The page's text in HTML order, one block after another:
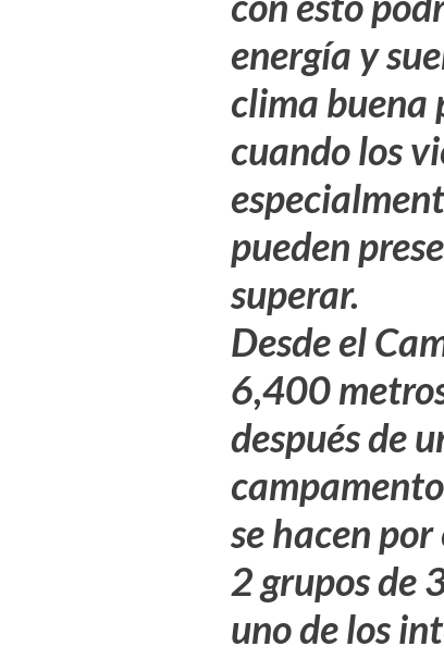
energía y
clima buena
cuando los
pueden
superar.
Desde el
6,400
después de
se hacen por
2 grupos de
uno de los